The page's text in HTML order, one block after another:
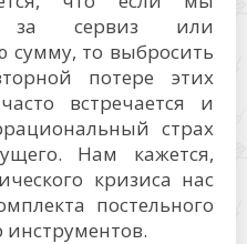
за сервиз или
сумму, то выбросить
потере этих
встречается и
страх
Нам кажется,
кризиса нас
постельного
инструментов.